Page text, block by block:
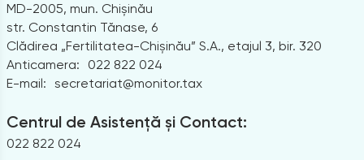
MD-2005, mun. Chișinău
str. Constantin Tănase, 6
Clădirea „Fertilitatea-Chișinău” S.A., etajul 3, bir. 320
Anticamera:
022 822 024
E-mail: secretariat@monitor.tax
Centrul de Asistență și Contact:
022 822 024